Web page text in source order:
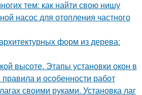
тем: как найти свою нишу
насос для отопления частного
форм из дерева:
высоте. Этапы установки окон в
и особенности работ
своими руками. Установка лаг